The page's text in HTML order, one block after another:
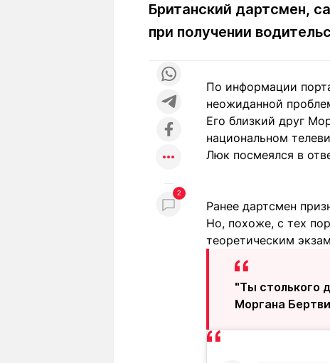
О проекте
Редакция
+7 (777) 001 44 99
Британский дартсмен,
при получении
2
По информации
неожиданной
Его близкий друг
национальном
Люк посмеялся в
Ранее дартсмен
Но, похоже, с тех
теоретическим
"Ты столького
Моргана